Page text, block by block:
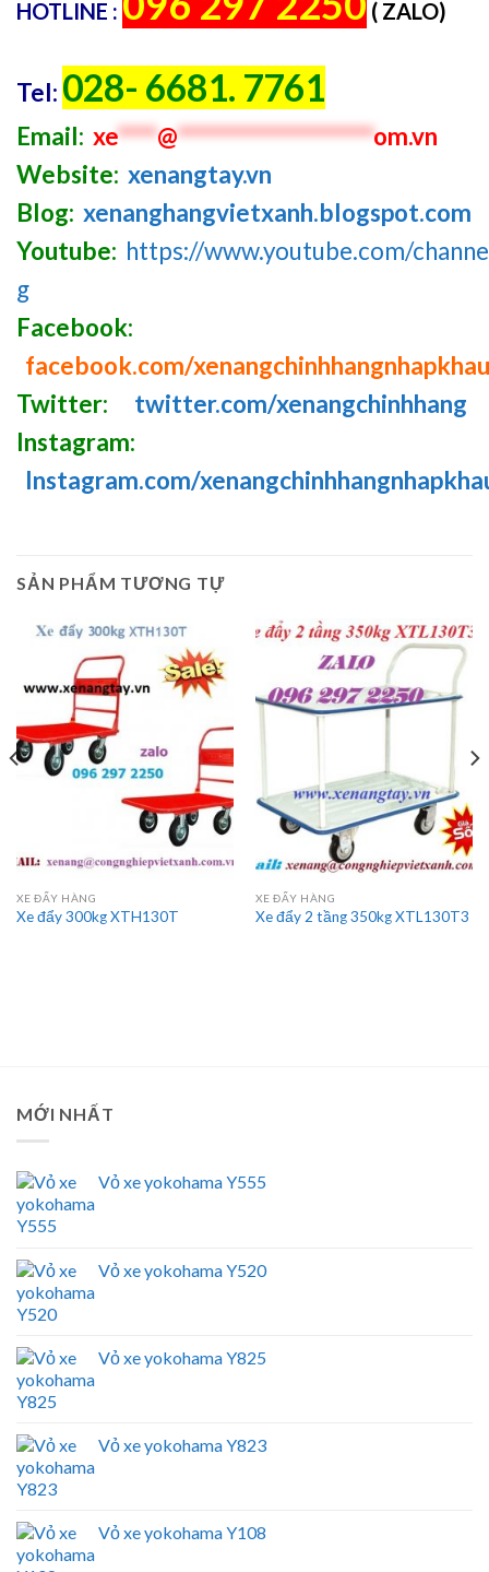
HOTLINE : ( ZALO)
Tel: 028- 6681. 7761
Email: xe****@********************om.vn
Website: xenangtay.vn
Blog: xenanghangvietxanh.blogspot.com
Youtube: https://www.youtube.com/
g
Facebook:
facebook.com/xenangchinhhangnhapkhau
Twitter:
twitter.com/xenangchinhhang
Instagram:
Instagram.com/
SẢN PHẨM TƯƠNG TỰ
XE ĐẨY HÀNG
Xe đẩy 300kg XTH130T
XE ĐẨY HÀNG
Xe đẩy 2 tầng 350kg XTL130T3
MỚI NHẤT
Vỏ xe yokohama Y555
Vỏ xe yokohama Y520
Vỏ xe yokohama Y825
Vỏ xe yokohama Y823
Vỏ xe yokohama Y108